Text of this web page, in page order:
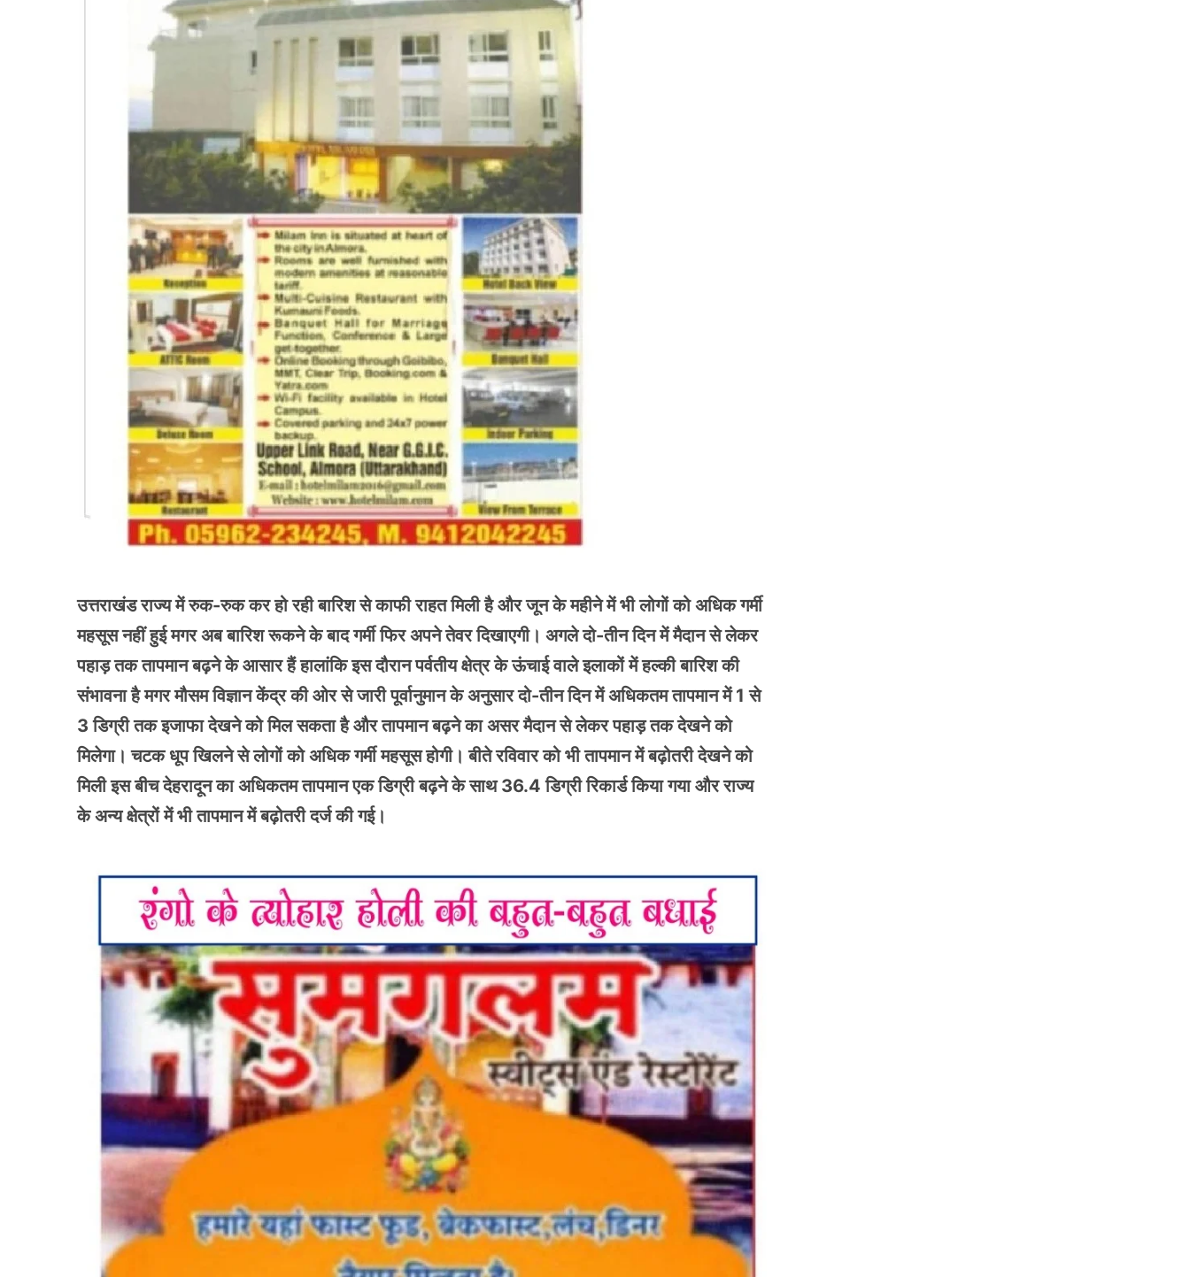
उत्तराखंड राज्य में रुक-रुक कर हो रही बारिश से काफी राहत मिली है और जून के महीने में भी लोगों को अधिक गर्मी
महसूस नहीं हुई मगर अब बारिश रूकने के बाद गर्मी फिर अपने तेवर दिखाएगी। अगले दो-तीन दिन में मैदान से लेकर
पहाड़ तक तापमान बढ़ने के आसार हैं हालांकि इस दौरान पर्वतीय क्षेत्र के ऊंचाई वाले इलाकों में हल्की बारिश की
संभावना है मगर मौसम विज्ञान केंद्र की ओर से जारी पूर्वानुमान के अनुसार दो-तीन दिन में अधिकतम तापमान में 1 से
3 डिग्री तक इजाफा देखने को मिल सकता है और तापमान बढ़ने का असर मैदान से लेकर पहाड़ तक देखने को
मिलेगा। चटक धूप खिलने से लोगों को अधिक गर्मी महसूस होगी। बीते रविवार को भी तापमान में बढ़ोतरी देखने को
मिली इस बीच देहरादून का अधिकतम तापमान एक डिग्री बढ़ने के साथ 36.4 डिग्री रिकार्ड किया गया और राज्य
के अन्य क्षेत्रों में भी तापमान में बढ़ोतरी दर्ज की गई।